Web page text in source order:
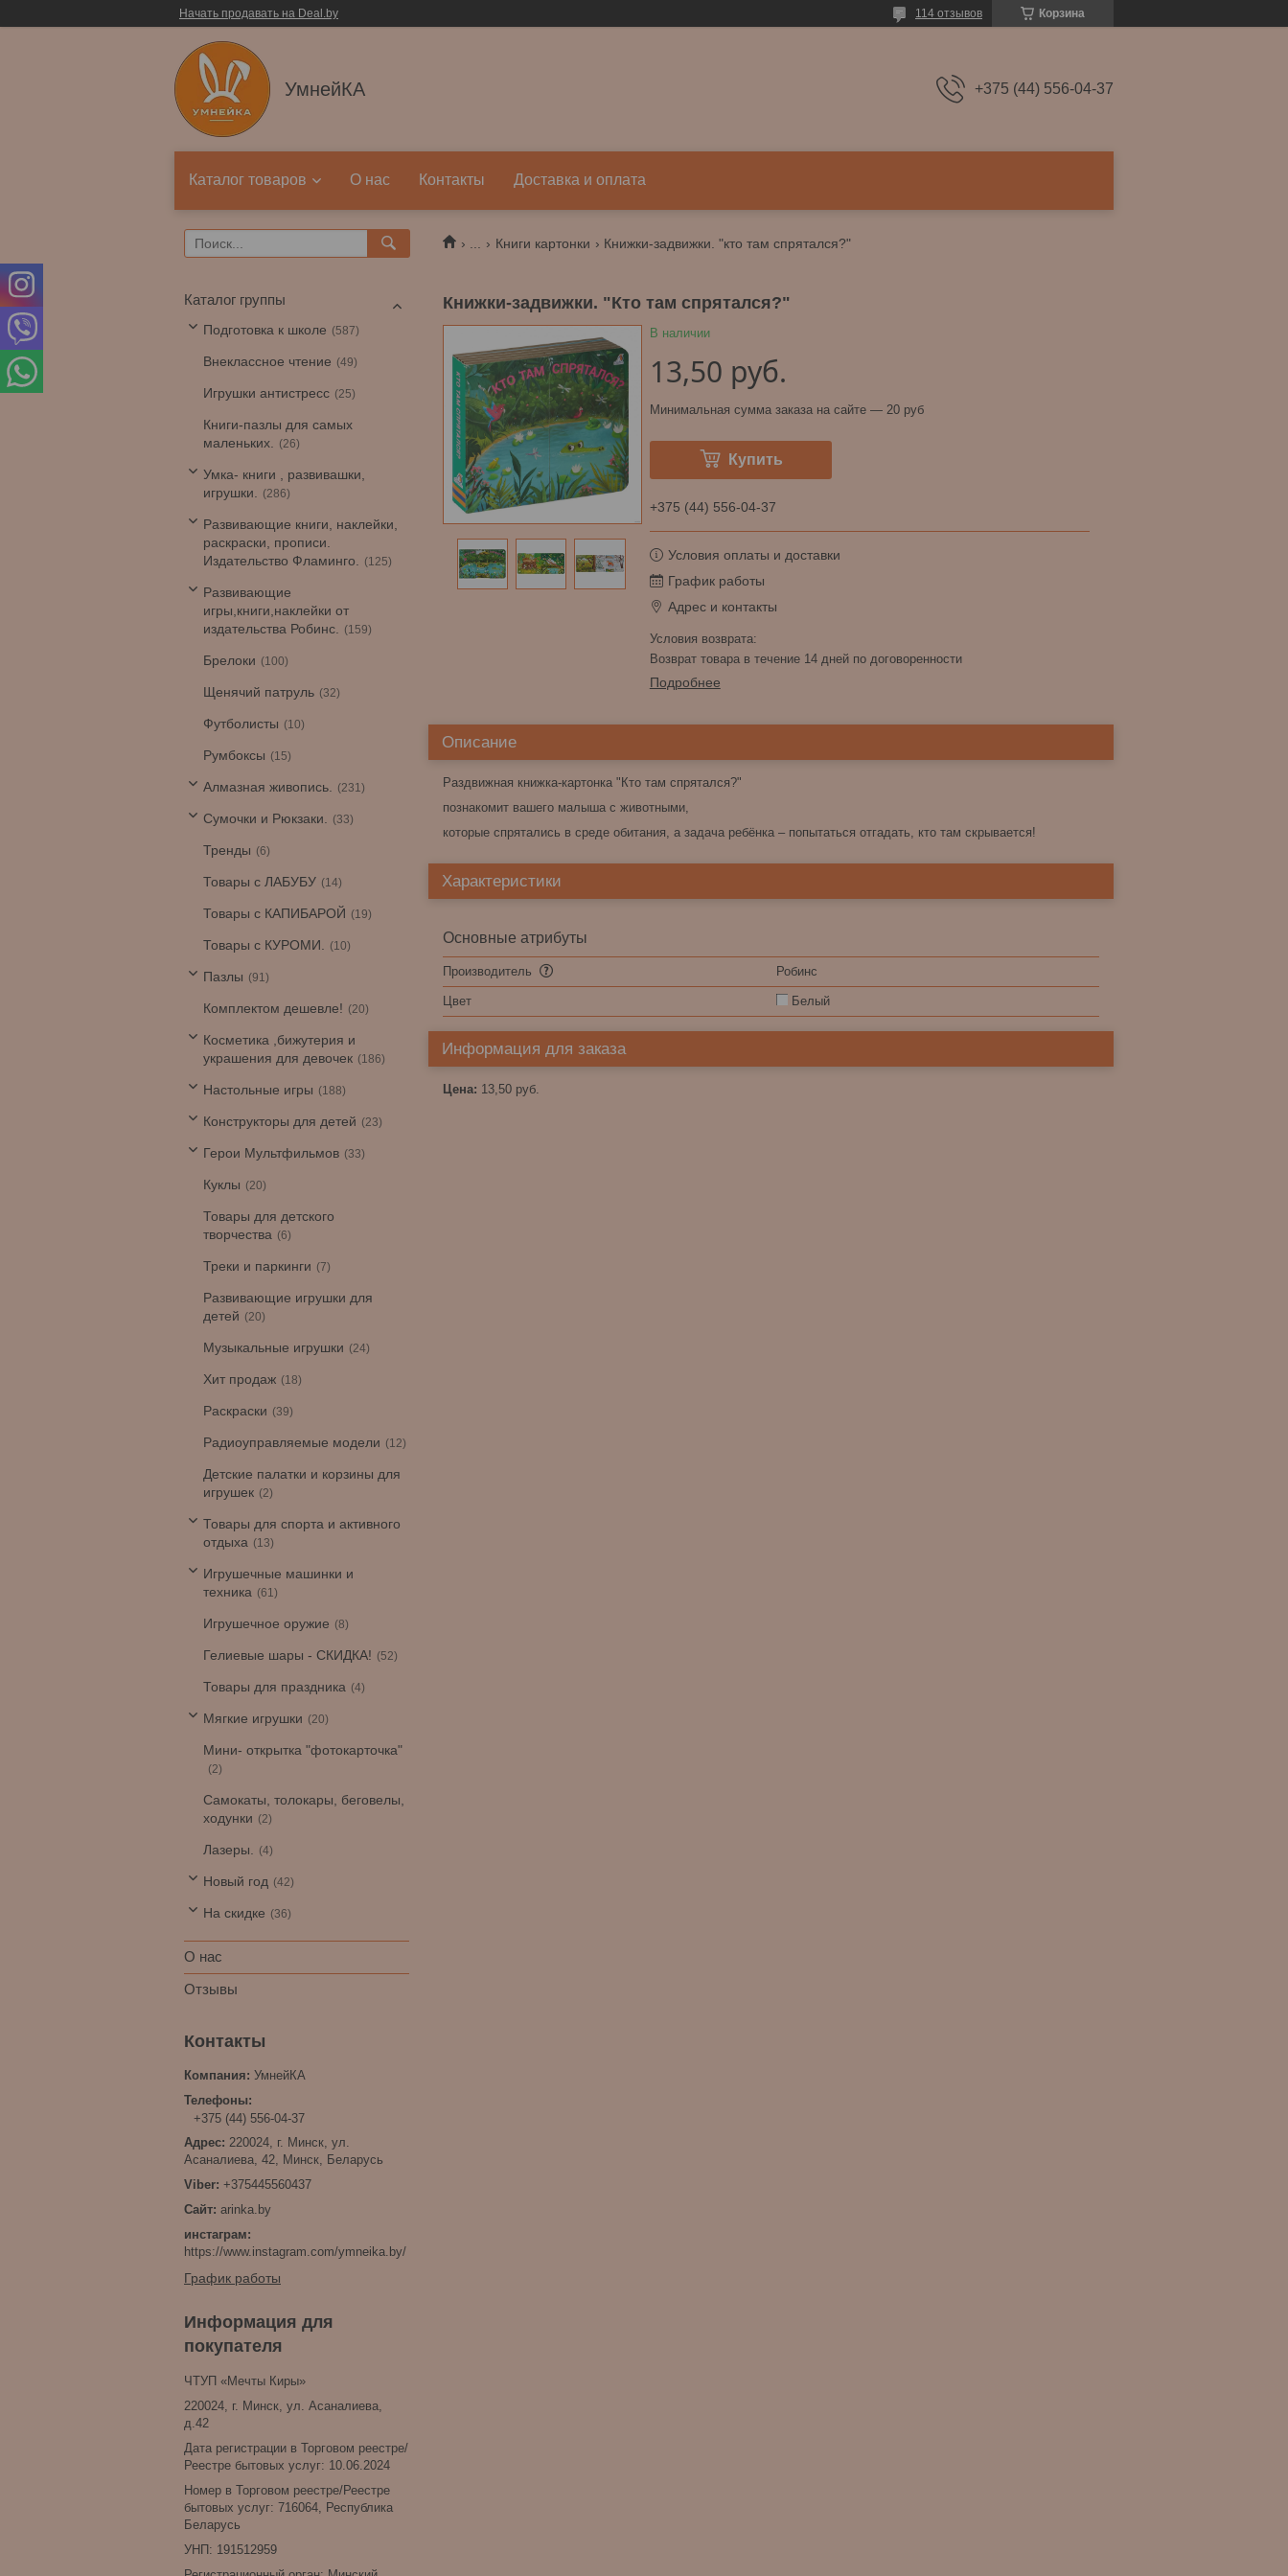
Начать продавать на Deal.by Корзина
114 отзывов
УмнейКА +375 (44) 556-04-37
Каталог товаров О нас Контакты Доставка и оплата
Книги картонки Книжки-задвижки. "кто там спрятался?"
Книжки-задвижки. "Кто там спрятался?"
В наличии
13,50 руб.
Минимальная сумма заказа на сайте — 20 руб
Купить
+375 (44) 556-04-37
Условия оплаты и доставки
График работы
Адрес и контакты
возврат товара в течение 14 дней по договоренности
Подробнее
Описание
Раздвижная книжка-картонка "Кто там спрятался?"
познакомит вашего малыша с животными,
которые спрятались в среде обитания, а задача ребёнка ‒ попытаться отгадать, кто там скрывается!
Характеристики
Основные атрибуты
Производитель Робинс
Цвет Белый
Информация для заказа
Цена: 13,50 руб.
Каталог группы
Подготовка к школе 587
Внеклассное чтение 49
Игрушки антистресс 25
Книги-пазлы для самых
маленьких.
26
Умка- книги , развивашки,
игрушки.
286
Развивающие книги, наклейки,
раскраски, прописи.
Издательство Фламинго.
125
Развивающие
игры,книги,наклейки от
издательства Робинс.
159
Брелоки 100
Щенячий патруль 32
Футболисты 10
Румбоксы 15
Алмазная живопись. 231
Сумочки и Рюкзаки. 33
Тренды 6
Товары с ЛАБУБУ 14
Товары с КАПИБАРОЙ 19
Товары с КУРОМИ. 10
Пазлы 91
Комплектом дешевле! 20
Косметика ,бижутерия и
украшения для девочек
186
Настольные игры 188
Конструкторы для детей 23
Герои Мультфильмов 33
Куклы 20
Товары для детского
творчества
6
Треки и паркинги 7
Развивающие игрушки для
детей
20
Музыкальные игрушки 24
Хит продаж 18
Раскраски 39
Радиоуправляемые модели 12
Детские палатки и корзины для
игрушек
2
Товары для спорта и активного
отдыха
13
Игрушечные машинки и
техника
61
Игрушечное оружие 8
Гелиевые шары - СКИДКА! 52
Товары для праздника 4
Мягкие игрушки 20
Мини- открытка "фотокарточка"
2
Самокаты, толокары, беговелы,
ходунки
2
Лазеры. 4
Новый год 42
На скидке 36
О нас
Отзывы
УмнейКА
+375 (44) 556-04-37
220024, г. Минск, ул.
Асаналиева, 42, Минск, Беларусь
+375445560437
arinka.by
инстаграм
https://www.instagram.com/ymneika.by/
График работы
Информация для
покупателя
ЧТУП «Мечты Киры»
220024, г. Минск, ул. Асаналиева,
д.42
Дата регистрации в Торговом реестре/
Реестре бытовых услуг: 10.06.2024
Номер в Торговом реестре/Реестре
бытовых услуг: 716064, Республика
Беларусь
УНП: 191512959